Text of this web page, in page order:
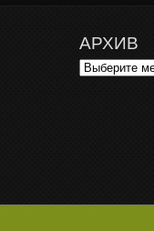
АРХИВ